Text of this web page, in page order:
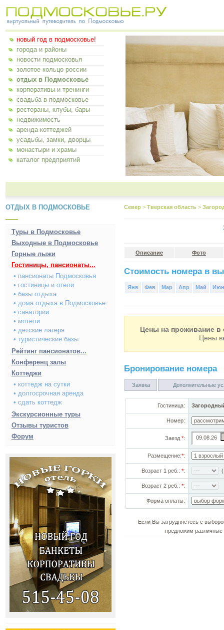
новый год в подмосковье!
города и районы
новости подмосковья
золотое кольцо россии
отдых в Подмосковье
корпоративы и тренинги
свадьба в подмосковье
рестораны, клубы, бары
недвижимость
аренда коттеджей
усадьбы, замки, дворцы
монастыри и храмы
каталог предприятий
ОТДЫХ В ПОДМОСКОВЬЕ
Туры в Подмосковье
Выходные в Подмосковье
Горные лыжи
Гостиницы, пансионаты...
• пансионаты Подмосковья
• гостиницы и отели
• базы отдыха
• дома отдыха в Подмосковье
• санатории
• мотели
• детские лагеря
• туристические базы
Рейтинг пансионатов...
Конференц залы
Коттеджи
• коттедж на сутки
• долгосрочная аренда
• сдать коттедж
Экскурсионные туры
Отзывы туристов
Форум
Север > Тверская область >
Описание Фото
Стоимость номера в
Янв Фев Мар Апр Май Июн
Цены на проживание в
Цены
Бронирование номера
Заявка Дополнительные
Гостиница:
Номер:
Заезд *:
Размещение:*:
Возраст 1 реб.: *:
Возраст 2 реб.: *:
Форма оплаты:
Если Вы затрудняетесь с
предложим различные